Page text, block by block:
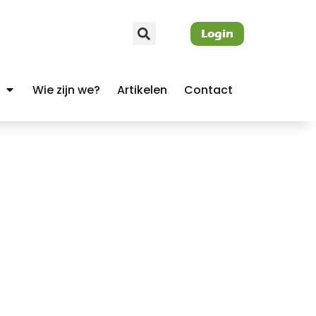
Login
Wie zijn we? Artikelen Contact